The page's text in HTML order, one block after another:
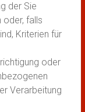
der Sie
falls
Kriterien für
oder
Verarbeitung